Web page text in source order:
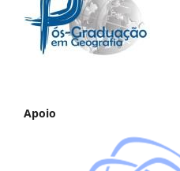
Apoio